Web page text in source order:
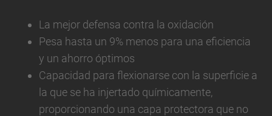
La mejor defensa contra la oxidación
Pesa hasta un 9% menos para una eficiencia
y un ahorro óptimos
Capacidad para flexionarse con la superficie a
la que se ha injertado químicamente,
proporcionando una capa protectora que no